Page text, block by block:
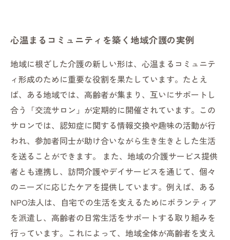
心温まるコミュニティを築く地域介護の実例
地域に根ざした介護の新しい形は、心温まるコミュニテ
ィ形成のために重要な役割を果たしています。たとえ
ば、ある地域では、高齢者が集まり、互いにサポートし
合う「交流サロン」が定期的に開催されています。この
サロンでは、認知症に関する情報交換や趣味の活動が行
われ、参加者同士が助け合いながら生き生きとした生活
を送ることができます。 また、地域の介護サービス提供
者とも連携し、訪問介護やデイサービスを通じて、個々
のニーズに応じたケアを提供しています。例えば、ある
NPO法人は、自宅での生活を支えるためにボランティア
を派遣し、高齢者の日常生活をサポートする取り組みを
行っています。これによって、地域全体が高齢者を支え